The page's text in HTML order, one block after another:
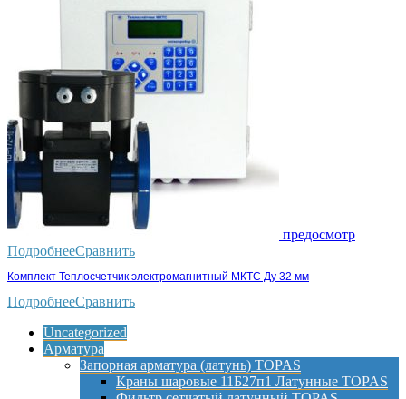
предосмотр
ПодробнееСравнить
Комплект Теплосчетчик электромагнитный МКТС Ду 32 мм
ПодробнееСравнить
Uncategorized
Арматура
Запорная арматура (латунь) TOPAS
Краны шаровые 11Б27п1 Латунные TOPAS